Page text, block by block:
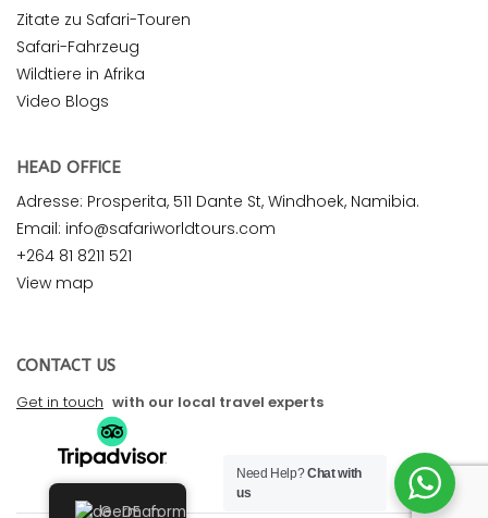
Zitate zu Safari-Touren
Safari-Fahrzeug
Wildtiere in Afrika
Video Blogs
HEAD OFFICE
Adresse: Prosperita, 511 Dante St, Windhoek, Namibia.
Email: info@safariworldtours.com
+264 81 8211 521
View map
CONTACT US
Get in touch with our local travel experts
German
Need Help?Chat with
us